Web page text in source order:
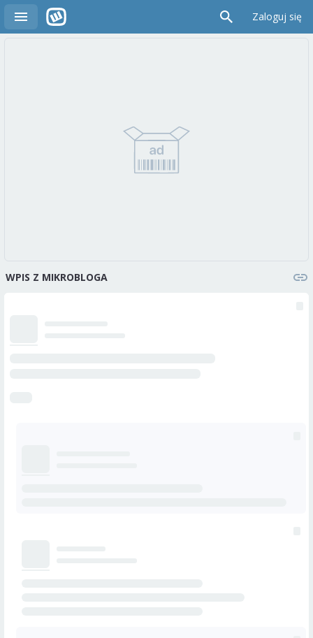
Zaloguj się
WPIS Z MIKROBLOGA